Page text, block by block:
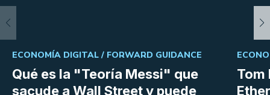
Qué es la "Teoría Messi" que
sacude a Wall Street y puede
ECONOMÍA DIGITAL / FORWARD GUIDANCE
Tom